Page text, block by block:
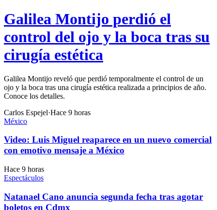
Galilea Montijo perdió el
control del ojo y la boca tras su
cirugía estética
Galilea Montijo reveló que perdió temporalmente el control de un
ojo y la boca tras una cirugía estética realizada a principios de año.
Conoce los detalles.
Carlos Espejel·Hace 9 horas
México
Video: Luis Miguel reaparece en un nuevo comercial
con emotivo mensaje a México
Hace 9 horas
Espectáculos
Natanael Cano anuncia segunda fecha tras agotar
boletos en Cdmx